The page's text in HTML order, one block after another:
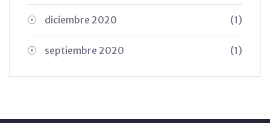
diciembre 2020 (1)
septiembre 2020 (1)